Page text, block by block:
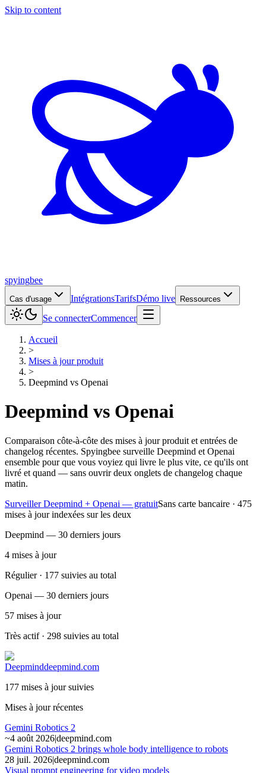
Skip to content
spyingbee
Cas d'usage IntégrationsTarifsDémo live Ressources
Se connecterCommencer
Accueil
>
Mises à jour produit
>
Deepmind vs Openai
Deepmind vs Openai
Comparaison côte-à-côte des mises à jour produit et entrées de
changelog récentes. Spyingbee surveille Deepmind et Openai
ensemble pour que vous voyiez qui livre le plus vite, ce qu'ils ont
livré et quand — sans ouvrir deux onglets de changelog chaque
matin.
Surveiller Deepmind + Openai — gratuitSans carte bancaire · 475
mises à jour indexées sur les deux
Deepmind — 30 derniers jours
4 mises à jour
Régulier · 177 suivies au total
Openai — 30 derniers jours
57 mises à jour
Très actif · 298 suivies au total
Deepminddeepmind.com
177 mises à jour suivies
Mises à jour récentes
Gemini Robotics 2
~4 août 2026|deepmind.com
Gemini Robotics 2 brings whole body intelligence to robots
28 juil. 2026|deepmind.com
Visual prompt engineering for video models